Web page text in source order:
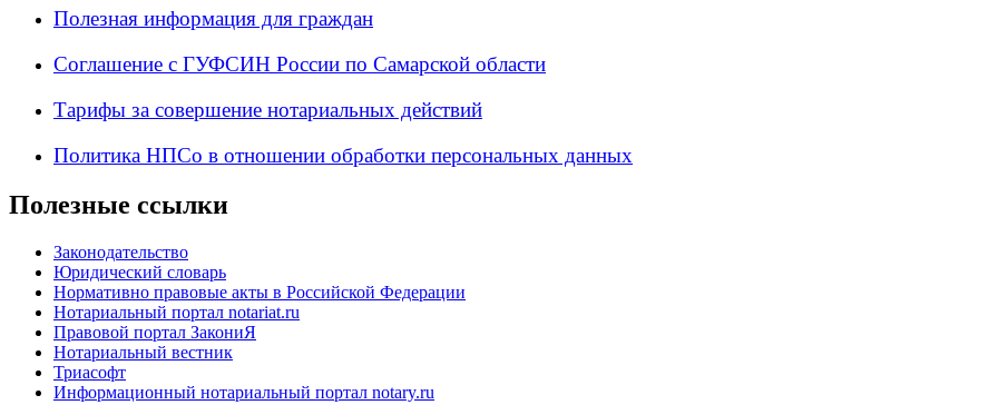
Полезная информация для граждан
Соглашение с ГУФСИН России по Самарской области
Тарифы за совершение нотариальных действий
Политика НПСо в отношении обработки персональных данных
Полезные ссылки
Законодательство
Юридический словарь
Нормативно правовые акты в Российской Федерации
Нотариальный портал notariat.ru
Правовой портал ЗакониЯ
Нотариальный вестник
Триасофт
Информационный нотариальный портал notary.ru